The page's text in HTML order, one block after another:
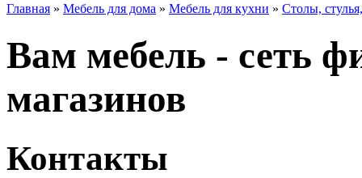
Главная » Мебель для дома » Мебель для кухни » Столы,
Вам мебель - сеть
магазинов
Контакты